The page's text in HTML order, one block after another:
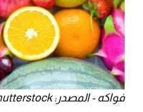
فواكه - المصدر: shutterstock